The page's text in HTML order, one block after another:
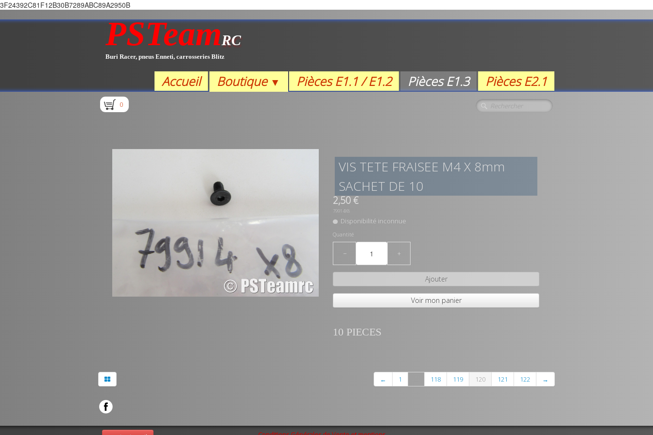
3F24392C81F12B30B7289ABC89A2950B
PSTeamRC
Buri Racer, pneus Enneti, carrosseries Blitz
Accueil Boutique ▼ Pièces E1.1 / E1.2 Pièces E1.3 Pièces E2.1
0
VIS TETE FRAISEE M4 X 8mm
SACHET DE 10
2,50 €
79914X8
Disponibilité inconnue
Quantité
− +
Ajouter
Voir mon panier
10 PIECES
← 1 118 119 120 121 122 →